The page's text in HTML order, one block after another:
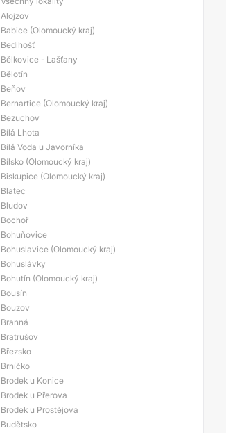
Alojzov
Babice (Olomoucký kraj)
Bedihošť
Bělkovice - Lašťany
Bělotín
Beňov
Bernartice (Olomoucký kraj)
Bezuchov
Bílá Lhota
Bílá Voda u Javorníka
Bílsko (Olomoucký kraj)
Biskupice (Olomoucký kraj)
Blatec
Bludov
Bochoř
Bohuňovice
Bohuslavice (Olomoucký kraj)
Bohuslávky
Bohutín (Olomoucký kraj)
Bousín
Bouzov
Branná
Bratrušov
Březsko
Brníčko
Brodek u Konice
Brodek u Přerova
Brodek u Prostějova
Budětsko